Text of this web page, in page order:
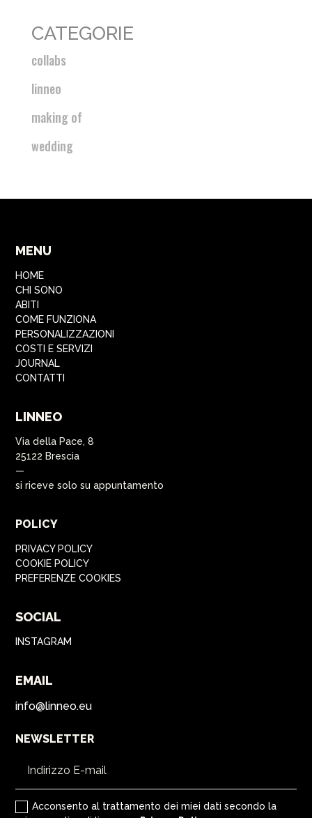
CATEGORIE
collabs
linneo
making of
wedding
MENU
HOME
CHI SONO
ABITI
COME FUNZIONA
PERSONALIZZAZIONI
COSTI E SERVIZI
JOURNAL
CONTATTI
LINNEO
Via della Pace, 8
25122 Brescia
—
si riceve solo su appuntamento
POLICY
PRIVACY POLICY
COOKIE POLICY
PREFERENZE COOKIES
SOCIAL
INSTAGRAM
EMAIL
info@linneo.eu
NEWSLETTER
Acconsento al trattamento dei miei dati secondo la